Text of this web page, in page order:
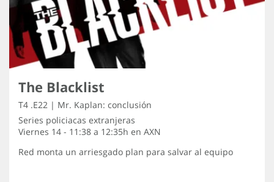
The Blacklist
T4 .E22 | Mr. Kaplan: conclusión
Series policiacas extranjeras
Viernes 14 - 11:38 a 12:35h en AXN
Red monta un arriesgado plan para salvar al equipo